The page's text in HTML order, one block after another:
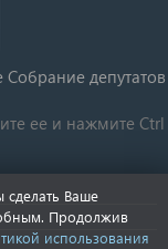
Cобрание депутатов
ее и нажмите Ctrl
сделать Ваше
Продолжив
использования